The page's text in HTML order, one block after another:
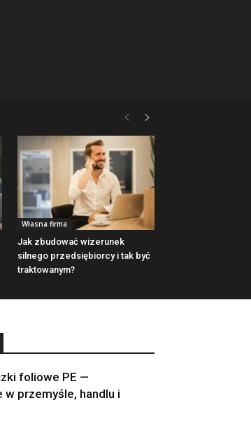
Własna firma
Jak zbudować wizerunek
silnego przedsiębiorcy i tak być
traktowanym?
foliowe PE —
w przemyśle, handlu i